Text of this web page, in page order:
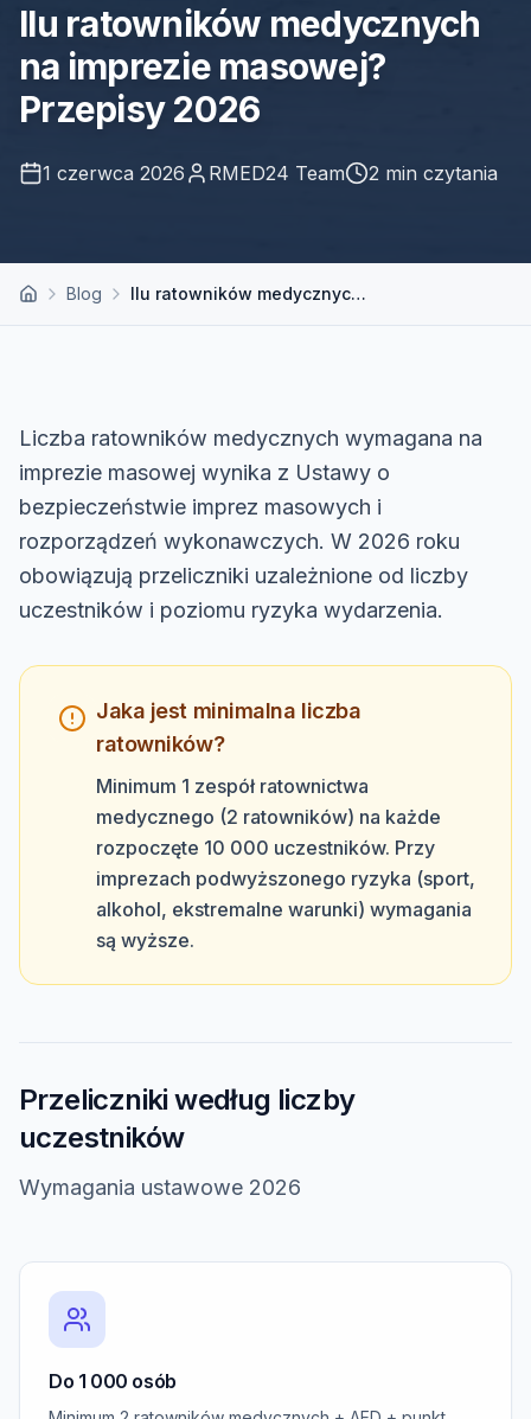
Ilu ratowników medycznych
na imprezie masowej?
Przepisy 2026
1 czerwca 2026 RMED24 Team 2 min czytania
Strona główna
Blog Ilu ratowników medycznych na imprezie masowej? Przepisy 2026
Liczba ratowników medycznych wymagana na
imprezie masowej wynika z Ustawy o
bezpieczeństwie imprez masowych i
rozporządzeń wykonawczych. W 2026 roku
obowiązują przeliczniki uzależnione od liczby
uczestników i poziomu ryzyka wydarzenia.
Jaka jest minimalna liczba
ratowników?
Minimum 1 zespół ratownictwa
medycznego (2 ratowników) na każde
rozpoczęte 10 000 uczestników. Przy
imprezach podwyższonego ryzyka (sport,
alkohol, ekstremalne warunki) wymagania
są wyższe.
Przeliczniki według liczby
uczestników
Wymagania ustawowe 2026
Do 1 000 osób